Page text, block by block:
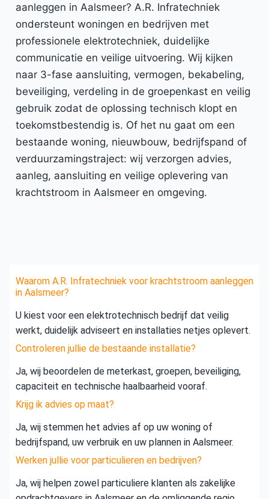
aanleggen in Aalsmeer? A.R. Infratechniek
ondersteunt woningen en bedrijven met
professionele elektrotechniek, duidelijke
communicatie en veilige uitvoering. Wij kijken
naar 3-fase aansluiting, vermogen, bekabeling,
beveiliging, verdeling in de groepenkast en veilig
gebruik zodat de oplossing technisch klopt en
toekomstbestendig is. Of het nu gaat om een
bestaande woning, nieuwbouw, bedrijfspand of
verduurzamingstraject: wij verzorgen advies,
aanleg, aansluiting en veilige oplevering van
krachtstroom in Aalsmeer en omgeving.
Waarom A.R. Infratechniek voor krachtstroom aanleggen
in Aalsmeer?
U kiest voor een elektrotechnisch bedrijf dat veilig
werkt, duidelijk adviseert en installaties netjes oplevert.
Controleren jullie de bestaande installatie?
Ja, wij beoordelen de meterkast, groepen, beveiliging,
capaciteit en technische haalbaarheid vooraf.
Krijg ik advies op maat?
Ja, wij stemmen het advies af op uw woning of
bedrijfspand, uw verbruik en uw plannen in Aalsmeer.
Werken jullie voor particulieren en bedrijven?
Ja, wij helpen zowel particuliere klanten als zakelijke